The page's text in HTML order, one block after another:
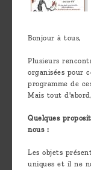
Bonjour à tous,
Plusieurs
organisées pour
programme de
Mais tout d'abord,
Quelques
nous :
Les objets
uniques et il ne